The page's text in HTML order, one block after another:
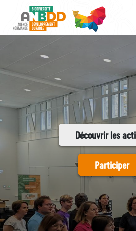
contenu
Découvrir les
Participer